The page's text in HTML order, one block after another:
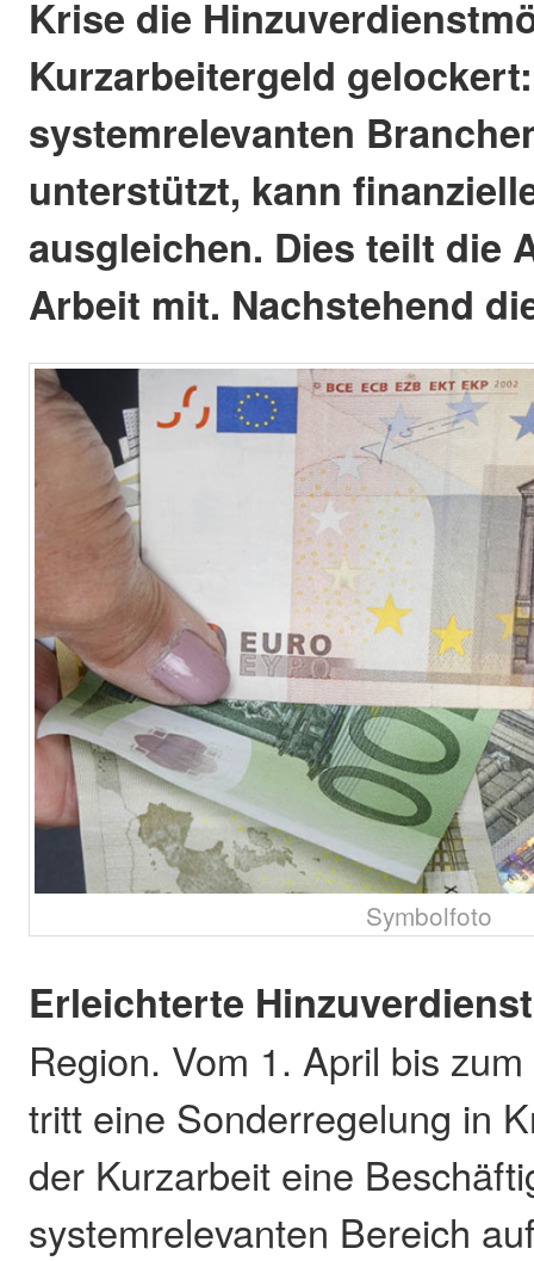
Krise die
Kurzarbeitergeld
systemrelevanten
unterstützt, kann
ausgleichen. Dies teilt die
Arbeit mit. Nachstehend
Symbolfoto
Erleichterte
Region. Vom 1. April bis
tritt eine Sonderregelung in
der Kurzarbeit eine
systemrelevanten Bereich